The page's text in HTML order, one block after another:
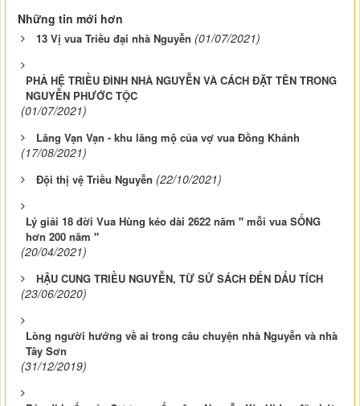
Những tin mới hơn
13 Vị vua Triều đại nhà Nguyễn (01/07/2021)
PHẢ HỆ TRIỀU ĐÌNH NHÀ NGUYỄN VÀ CÁCH ĐẶT TÊN TRONG
NGUYỄN PHƯỚC TỘC
(01/07/2021)
Lăng Vạn Vạn - khu lăng mộ của vợ vua Đồng Khánh
(17/08/2021)
Đội thị vệ Triều Nguyễn (22/10/2021)
Lý giải 18 đời Vua Hùng kéo dài 2622 năm " mỗi vua SỐNG
hơn 200 năm "
(20/04/2021)
HẬU CUNG TRIỀU NGUYỄN, TỪ SỬ SÁCH ĐẾN DẤU TÍCH
(23/06/2020)
Lòng người hướng về ai trong câu chuyện nhà Nguyễn và nhà
Tây Sơn
(31/12/2019)